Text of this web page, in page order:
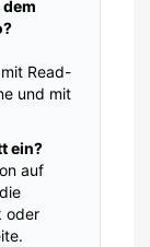
Read-
und mit
ein?
auf
oder